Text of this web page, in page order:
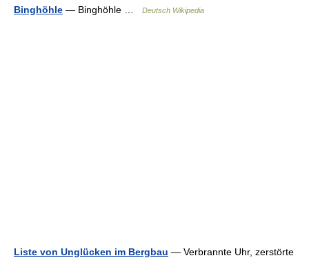
Binghöhle — Binghöhle … Deutsch Wikipedia
Liste von Unglücken im Bergbau — Verbrannte Uhr, zerstörte